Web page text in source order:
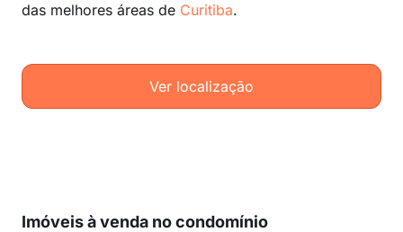
das melhores áreas de Curitiba.
Ver localização
Imóveis à venda no condomínio